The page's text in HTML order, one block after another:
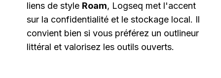
liens de style Roam, Logseq met l'accent
sur la confidentialité et le stockage local. Il
convient bien si vous préférez un outlineur
littéral et valorisez les outils ouverts.